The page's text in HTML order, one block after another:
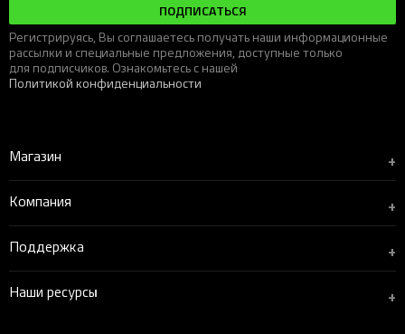
ПОДПИСАТЬСЯ
Регистрируясь, Вы соглашаетесь получать наши информационные
рассылки и специальные предложения, доступные только
для подписчиков. Ознакомьтесь с нашей
Политикой конфиденциальности
Магазин +
Компания +
Поддержка +
Наши ресурсы +